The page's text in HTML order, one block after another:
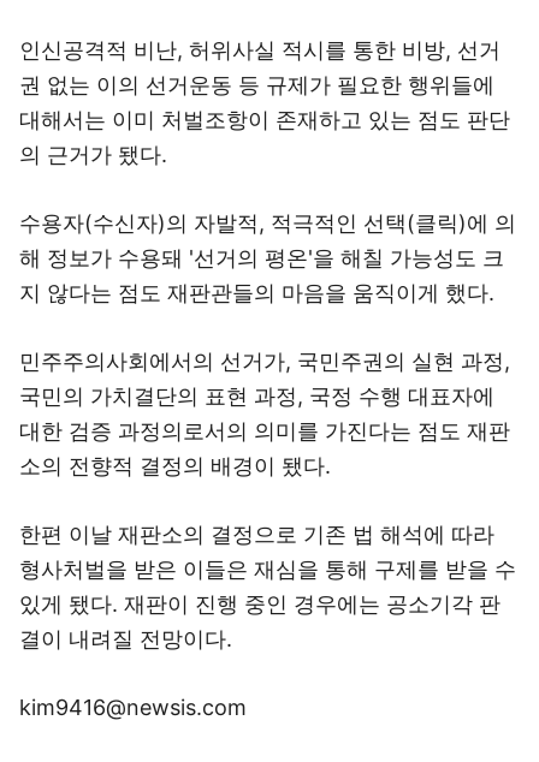
인신공격적 비난, 허위사실 적시를 통한 비방, 선거
권 없는 이의 선거운동 등 규제가 필요한 행위들에
대해서는 이미 처벌조항이 존재하고 있는 점도 판단
의 근거가 됐다.
수용자(수신자)의 자발적, 적극적인 선택(클릭)에 의
해 정보가 수용돼 '선거의 평온'을 해칠 가능성도 크
지 않다는 점도 재판관들의 마음을 움직이게 했다.
민주주의사회에서의 선거가, 국민주권의 실현 과정,
국민의 가치결단의 표현 과정, 국정 수행 대표자에
대한 검증 과정의로서의 의미를 가진다는 점도 재판
소의 전향적 결정의 배경이 됐다.
한편 이날 재판소의 결정으로 기존 법 해석에 따라
형사처벌을 받은 이들은 재심을 통해 구제를 받을 수
있게 됐다. 재판이 진행 중인 경우에는 공소기각 판
결이 내려질 전망이다.
kim9416@newsis.com